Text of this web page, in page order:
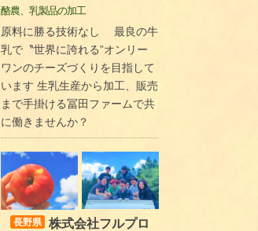
酪農、乳製品の加工
原料に勝る技術なし 最良の牛
乳で〝世界に誇れる”オンリー
ワンのチーズづくりを目指して
います 生乳生産から加工、販売
まで手掛ける冨田ファームで共
に働きませんか？
長野県 株式会社フルプロ